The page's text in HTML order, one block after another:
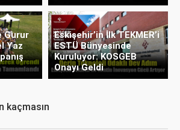
Gurur
Yaz
Eskişehir’in İlk TEKMER’i
ESTÜ Bünyesinde
Kuruluyor: KOSGEB
Onayı Geldi
kaçmasın